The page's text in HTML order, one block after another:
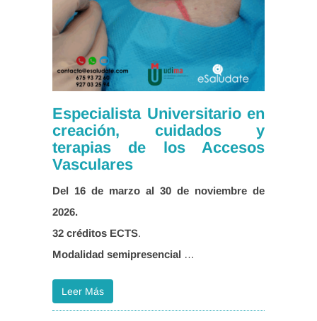
Especialista Universitario en
creación, cuidados y
terapias de los Accesos
Vasculares
Del 16 de marzo al 30 de noviembre de
32 créditos ECTS
Modalidad semipresencial …
Leer Más